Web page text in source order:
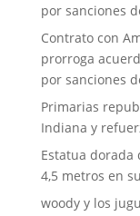
por sanciones
Contrato con
prorroga
por sanciones
Primarias
Indiana y
Estatua
4,5 metros en
woody y los